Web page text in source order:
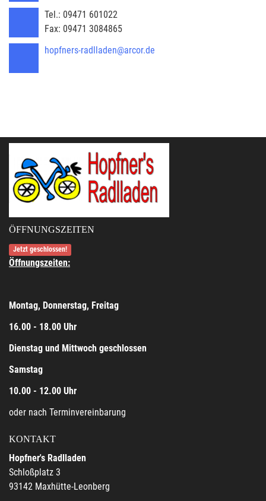
Tel.: 09471 601022
Fax: 09471 3084865
hopfners-radlladen@arcor.de
ÖFFNUNGSZEITEN
Jetzt geschlossen!
Öffnungszeiten:
Montag, Donnerstag, Freitag
16.00 - 18.00 Uhr
Dienstag und Mittwoch geschlossen
Samstag
10.00 - 12.00 Uhr
oder nach Terminvereinbarung
KONTAKT
Hopfner's Radlladen
Schloßplatz 3
93142 Maxhütte-Leonberg